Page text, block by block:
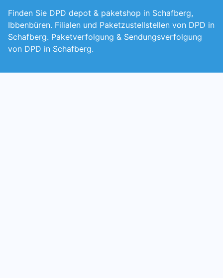
Finden Sie DPD depot & paketshop in Schafberg,
Ibbenbüren. Filialen und Paketzustellstellen von DPD in
Schafberg. Paketverfolgung & Sendungsverfolgung
von DPD in Schafberg.